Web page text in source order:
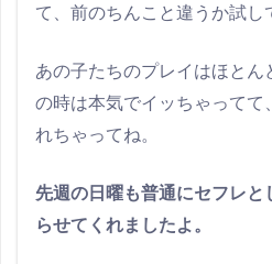
て、前のちんこと違うか試し
あの子たちのプレイはほとん
の時は本気でイッちゃってて
れちゃってね。
先週の日曜も普通にセフレ
らせてくれましたよ。